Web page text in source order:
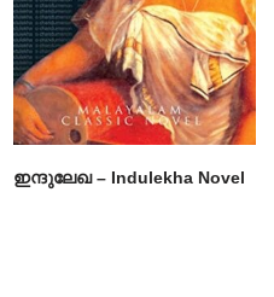
ഇന്ദുലേഖ – Indulekha Novel